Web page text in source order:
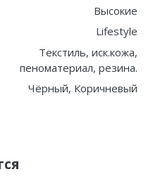
Высокие
Lifestyle
Текстиль, иск.кожа,
пеноматериал, резина.
Чёрный, Коричневый